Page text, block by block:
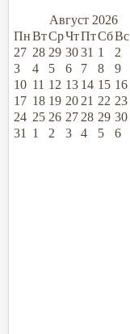
Август 2026
ПнВтСрЧтПтСбВс
27 28 29 3031 1
2
3
4 5 6 7 8
9
10 11 12 13 14 15 16
17 18 19 20 21 22 23
24 25 26 27 28 29 30
31
1 2 3 4 5 6